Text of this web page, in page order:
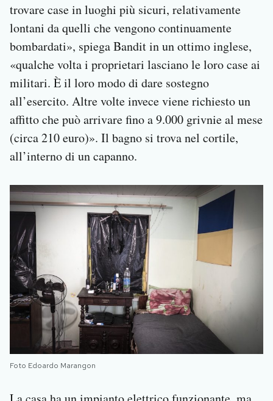
trovare case in luoghi più sicuri, relativamente
lontani da quelli che vengono continuamente
bombardati», spiega Bandit in un ottimo inglese,
«qualche volta i proprietari lasciano le loro case ai
militari. È il loro modo di dare sostegno
all’esercito. Altre volte invece viene richiesto un
affitto che può arrivare fino a 9.000 grivnie al mese
(circa 210 euro)». Il bagno si trova nel cortile,
all’interno di un capanno.
Foto Edoardo Marangon